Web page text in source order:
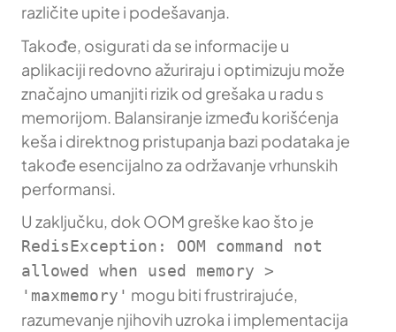
različite upite i podešavanja.
Takođe, osigurati da se informacije u
aplikaciji redovno ažuriraju i optimizuju može
značajno umanjiti rizik od grešaka u radu s
memorijom. Balansiranje između korišćenja
keša i direktnog pristupanja bazi podataka je
takođe esencijalno za održavanje vrhunskih
performansi.
U zaključku, dok OOM greške kao što je
RedisException: OOM command not
allowed when used memory >
'maxmemory' mogu biti frustrirajuće,
razumevanje njihovih uzroka i implementacija